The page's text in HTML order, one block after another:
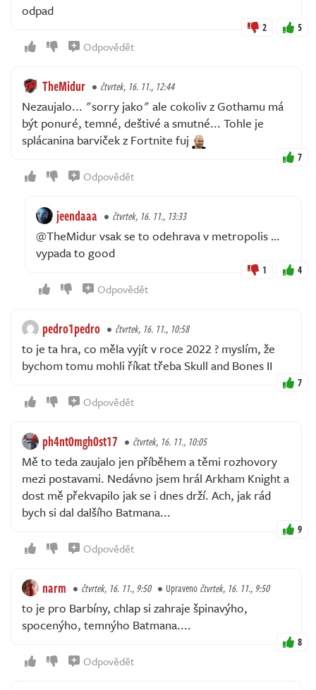
odpad
2 5
Odpovědět
TheMidur čtvrtek, 16. 11., 12:44
Nezaujalo... "sorry jako" ale cokoliv z Gothamu má
být ponuré, temné, deštivé a smutné... Tohle je
splácanina barviček z Fortnite fuj
7
Odpovědět
jeendaaa čtvrtek, 16. 11., 13:33
@TheMidur vsak se to odehrava v metropolis …
vypada to good
1 4
Odpovědět
pedro1pedro čtvrtek, 16. 11., 10:58
to je ta hra, co měla vyjít v roce 2022 ? myslím, že
bychom tomu mohli říkat třeba Skull and Bones II
7
Odpovědět
ph4nt0mgh0st17 čtvrtek, 16. 11., 10:05
Mě to teda zaujalo jen příběhem a těmi rozhovory
mezi postavami. Nedávno jsem hrál Arkham Knight a
dost mě překvapilo jak se i dnes drží. Ach, jak rád
bych si dal dalšího Batmana...
9
Odpovědět
narm čtvrtek, 16. 11., 9:50 Upravenočtvrtek, 16. 11., 9:50
to je pro Barbíny, chlap si zahraje špinavýho,
spocenýho, temnýho Batmana....
8
Odpovědět